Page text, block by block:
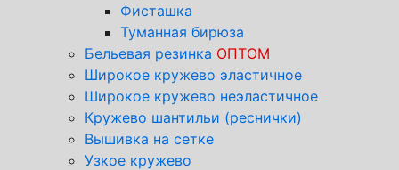
Фисташка
Туманная бирюза
Бельевая резинка ОПТОМ
Широкое кружево эластичное
Широкое кружево неэластичное
Кружево шантильи (реснички)
Вышивка на сетке
Узкое кружево